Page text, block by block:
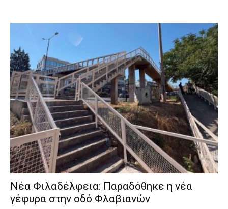
Νέα Φιλαδέλφεια: Παραδόθηκε η νέα
γέφυρα στην οδό Φλαβιανών